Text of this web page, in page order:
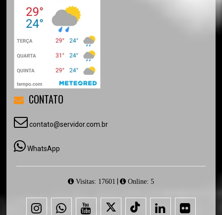
CONTATO
contato@servidor.com.br
WhatsApp
Visitas: 17601 Online: 5